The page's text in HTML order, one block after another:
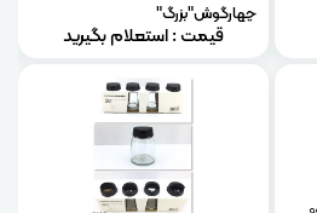
چهارگوش"بزرگ"
قیمت : استعلام بگیرید